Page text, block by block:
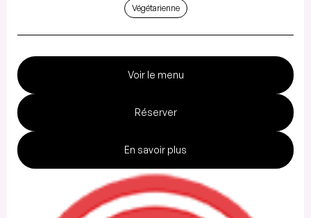
Végétarienne
Voir le menu
Réserver
En savoir plus